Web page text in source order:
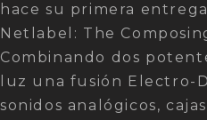
hace su primera
Netlabel: The
Combinando dos
luz una fusión Electro-
sonidos analógicos,